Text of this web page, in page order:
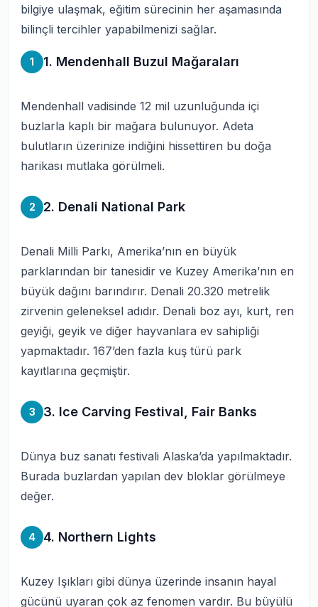
bilgiye ulaşmak, eğitim sürecinin her aşamasında
bilinçli tercihler yapabilmenizi sağlar.
1 1. Mendenhall Buzul Mağaraları
Mendenhall vadisinde 12 mil uzunluğunda içi
buzlarla kaplı bir mağara bulunuyor. Adeta
bulutların üzerinize indiğini hissettiren bu doğa
harikası mutlaka görülmeli.
2 2. Denali National Park
Denali Milli Parkı, Amerika’nın en büyük
parklarından bir tanesidir ve Kuzey Amerika’nın en
büyük dağını barındırır. Denali 20.320 metrelik
zirvenin geleneksel adıdır. Denali boz ayı, kurt, ren
geyiği, geyik ve diğer hayvanlara ev sahipliği
yapmaktadır. 167’den fazla kuş türü park
kayıtlarına geçmiştir.
3 3. Ice Carving Festival, Fair Banks
Dünya buz sanatı festivali Alaska’da yapılmaktadır.
Burada buzlardan yapılan dev bloklar görülmeye
değer.
4 4. Northern Lights
Kuzey Işıkları gibi dünya üzerinde insanın hayal
gücünü uyaran çok az fenomen vardır. Bu büyülü